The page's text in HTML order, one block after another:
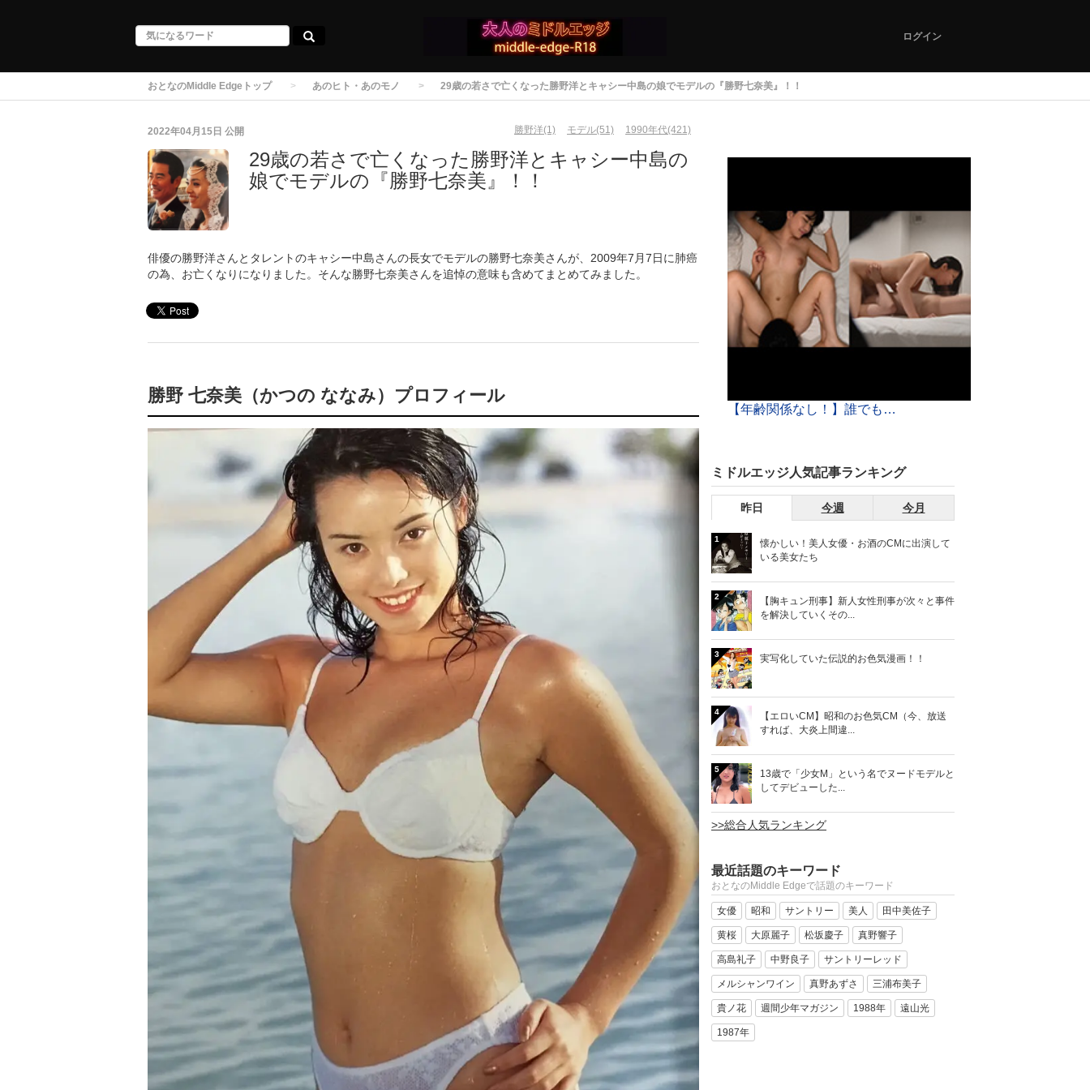
ログイン
おとなのMiddle Edgeトップ あのヒト・あのモノ 29歳の若さで亡くなった勝野洋とキャシー中島の娘でモデルの『勝野七奈美』！！
2022年04月15日 公開 勝野洋(1) モデル(51) 1990年代(421)
29歳の若さで亡くなった勝野洋とキャシー中島の
娘でモデルの『勝野七奈美』！！
俳優の勝野洋さんとタレントのキャシー中島さんの長女でモデルの勝野七奈美さんが、2009年7月7日に肺癌
の為、お亡くなりになりました。そんな勝野七奈美さんを追悼の意味も含めてまとめてみました。
勝野 七奈美（かつの ななみ）プロフィール
【年齢関係なし！】誰でも可愛い女子大生とSEXできるアプリが有能すぎたwww
ミドルエッジ人気記事ランキング
昨日 今週 今月
1
懐かしい！美人女優・お酒のCMに出演して
いる美女たち
2
【胸キュン刑事】新人女性刑事が次々と事件
を解決していくその...
3 実写化していた伝説的お色気漫画！！
4
【エロいCM】昭和のお色気CM（今、放送
すれば、大炎上間違...
5
13歳で「少女M」という名でヌードモデルと
してデビューした...
>>総合人気ランキング
最近話題のキーワード
おとなのMiddle Edgeで話題のキーワード
女優 昭和 サントリー 美人 田中美佐子
黄桜 大原麗子 松坂慶子 真野響子
高島礼子 中野良子 サントリーレッド
メルシャンワイン 真野あずさ 三浦布美子
貴ノ花 週間少年マガジン 1988年 遠山光
1987年